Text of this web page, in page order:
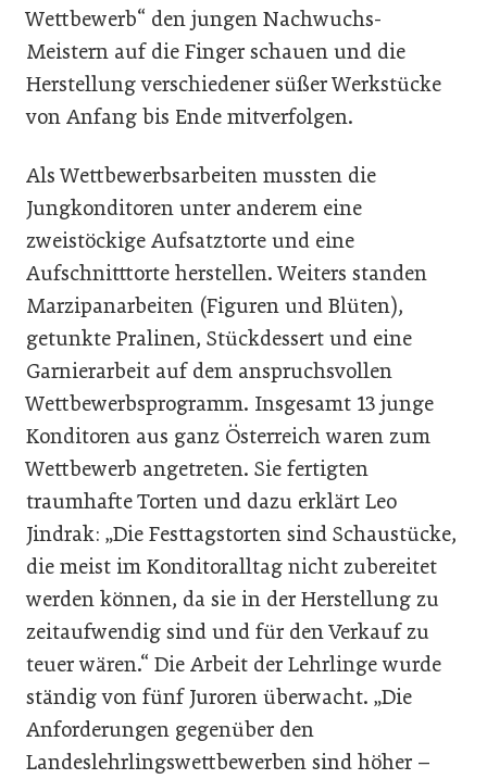
Wettbewerb“ den jungen Nachwuchs-
Meistern auf die Finger schauen und die
Herstellung verschiedener süßer Werkstücke
von Anfang bis Ende mitverfolgen.
Als Wettbewerbsarbeiten mussten die
Jungkonditoren unter anderem eine
zweistöckige Aufsatztorte und eine
Aufschnitttorte herstellen. Weiters standen
Marzipanarbeiten (Figuren und Blüten),
getunkte Pralinen, Stückdessert und eine
Garnierarbeit auf dem anspruchsvollen
Wettbewerbsprogramm. Insgesamt 13 junge
Konditoren aus ganz Österreich waren zum
Wettbewerb angetreten. Sie fertigten
traumhafte Torten und dazu erklärt Leo
Jindrak: „Die Festtagstorten sind Schaustücke,
die meist im Konditoralltag nicht zubereitet
werden können, da sie in der Herstellung zu
zeitaufwendig sind und für den Verkauf zu
teuer wären.“ Die Arbeit der Lehrlinge wurde
ständig von fünf Juroren überwacht. „Die
Anforderungen gegenüber den
Landeslehrlingswettbewerben sind höher –